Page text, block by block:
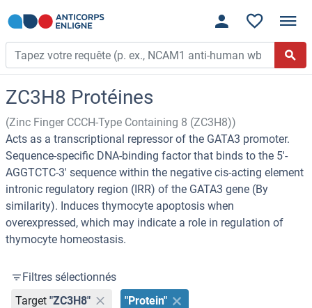
ZC3H8 Protéines
(Zinc Finger CCCH-Type Containing 8 (ZC3H8))
Acts as a transcriptional repressor of the GATA3 promoter.
Sequence-specific DNA-binding factor that binds to the 5'-
AGGTCTC-3' sequence within the negative cis-acting element
intronic regulatory region (IRR) of the GATA3 gene (By
similarity). Induces thymocyte apoptosis when
overexpressed, which may indicate a role in regulation of
thymocyte homeostasis.
Filtres sélectionnés
Target "ZC3H8" "Protein"